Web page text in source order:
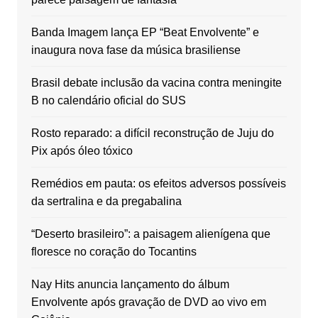
Banda Imagem lança EP “Beat Envolvente” e
inaugura nova fase da música brasiliense
Brasil debate inclusão da vacina contra meningite
B no calendário oficial do SUS
Rosto reparado: a difícil reconstrução de Juju do
Pix após óleo tóxico
Remédios em pauta: os efeitos adversos possíveis
da sertralina e da pregabalina
“Deserto brasileiro”: a paisagem alienígena que
floresce no coração do Tocantins
Nay Hits anuncia lançamento do álbum
Envolvente após gravação de DVD ao vivo em